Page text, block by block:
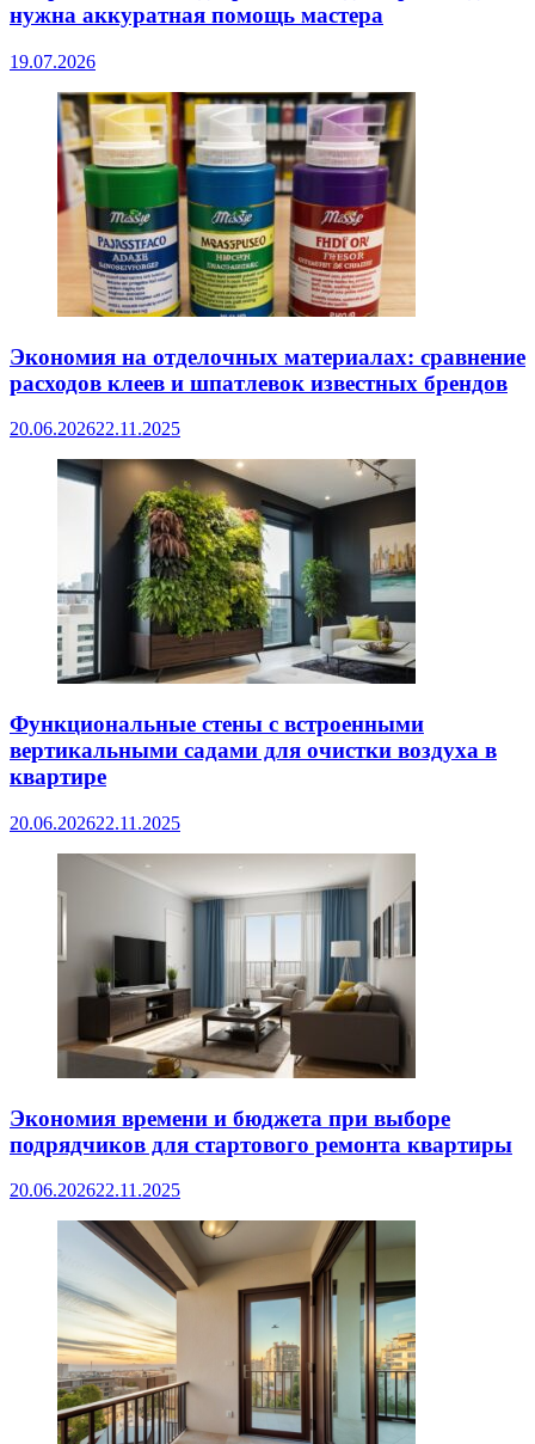
нужна аккуратная помощь мастера
19.07.2026
Экономия на отделочных материалах: сравнение
расходов клеев и шпатлевок известных брендов
20.06.202622.11.2025
Функциональные стены с встроенными
вертикальными садами для очистки воздуха в
квартире
20.06.202622.11.2025
Экономия времени и бюджета при выборе
подрядчиков для стартового ремонта квартиры
20.06.202622.11.2025